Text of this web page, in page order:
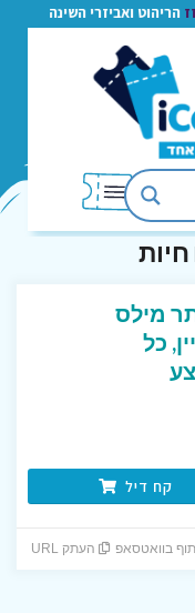
הריהוט ואביזרי השינה
חיות
באתר מילס
כל
קח דיל
בוואטסאפ העתק URL